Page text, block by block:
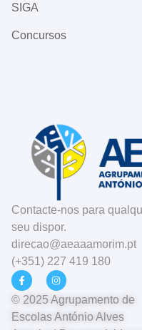
SIGA
Concursos
Contacte-nos para
seu dispor.
direcao@aeaaamorim.pt
(+351) 227 419 180
© 2025 Agrupamento de
Escolas António Alves